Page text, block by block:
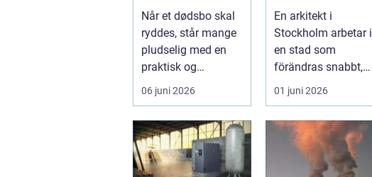
respektfuldt
forløb
Når et dødsbo skal
ryddes, står mange
pludselig med en
praktisk og
følelsesmæssig
opgave på én
gang....
06 juni 2026
och tidlös
arkitektur i
huvudstaden
En arkitekt i
Stockholm arbetar i
en stad som
förändras snabbt,
men också präglas
av starka historis...
01 juni 2026